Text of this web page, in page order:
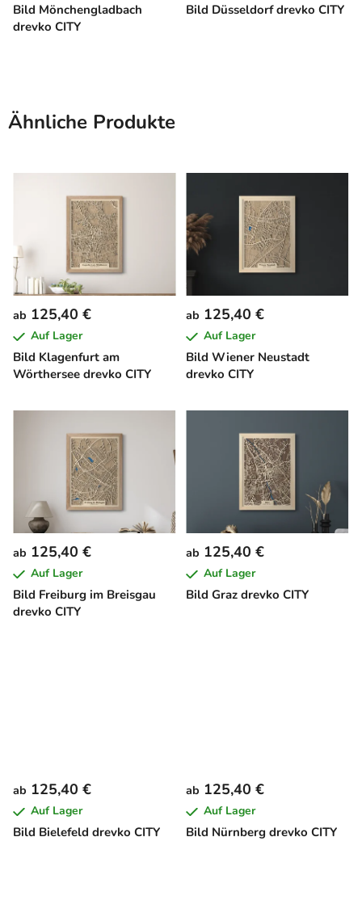
Bild Mönchengladbach
drevko CITY
Bild Düsseldorf drevko CITY
Ähnliche Produkte
Bild Klagenfurt am
Wörthersee drevko CITY
ab 125,40 €
Auf Lager
Bild Wiener Neustadt
drevko CITY
ab 125,40 €
Auf Lager
Bild Freiburg im Breisgau
drevko CITY
ab 125,40 €
Auf Lager
Bild Graz drevko CITY
ab 125,40 €
Auf Lager
Bild Bielefeld drevko CITY
ab 125,40 €
Auf Lager
Bild Nürnberg drevko CITY
ab 125,40 €
Auf Lager